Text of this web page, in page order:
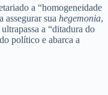
a “homogeneidade
assegurar sua hegemonia,
a “ditadura do
político e abarca a